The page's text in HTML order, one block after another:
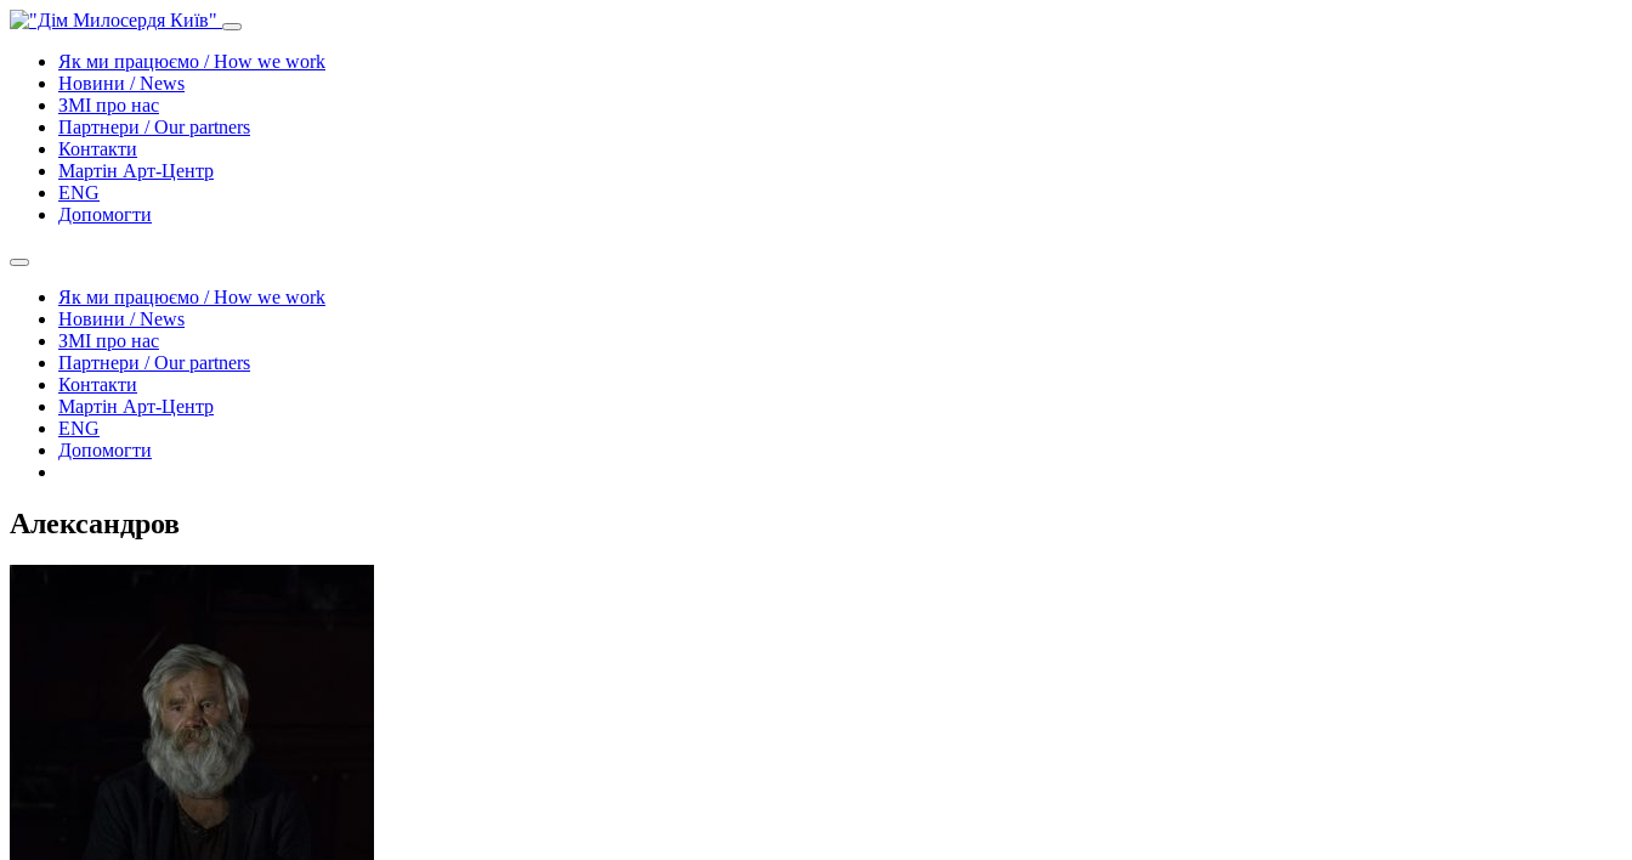
Як ми працюємо / How we work
Новини / News
ЗМІ про нас
Партнери / Our partners
Контакти
Mартін Арт-Центр
ENG
Допомогти
Як ми працюємо / How we work
Новини / News
ЗМІ про нас
Партнери / Our partners
Контакти
Mартін Арт-Центр
ENG
Допомогти
Александров